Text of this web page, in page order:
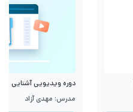
دوره ویدیویی آشنایی با
مدرس: مهدی آزاد